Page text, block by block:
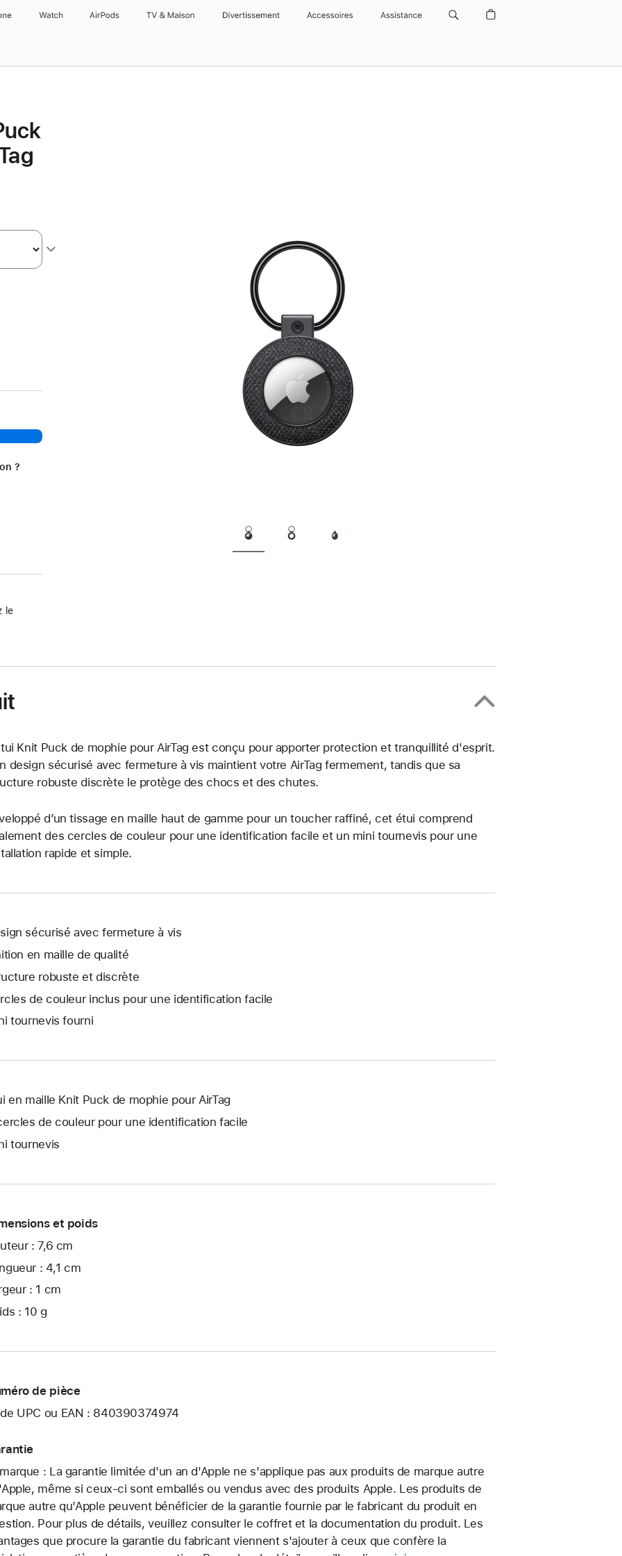
Watch AirPods TV & Maison Divertissements Accessoires Assistance
?
le
Knit Puck de mophie pour AirTag est conçu pour apporter protection et tranquillité d'esprit.
design sécurisé avec fermeture à vis maintient votre AirTag fermement, tandis que sa
robuste discrète le protège des chocs et des chutes.
d’un tissage en maille haut de gamme pour un toucher raffiné, cet étui comprend
des cercles de couleur pour une identification facile et un mini tournevis pour une
rapide et simple.
sécurisé avec fermeture à vis
en maille de qualité
robuste et discrète
de couleur inclus pour une identification facile
tournevis fourni
en maille Knit Puck de mophie pour AirTag
de couleur pour une identification facile
tournevis
et poids
: 7,6 cm
: 4,1 cm
: 1 cm
: 10 g
de pièce
UPC ou EAN : 840390374974
: La garantie limitée d'un an d'Apple ne s'applique pas aux produits de marque autre
même si ceux-ci sont emballés ou vendus avec des produits Apple. Les produits de
autre qu'Apple peuvent bénéficier de la garantie fournie par le fabricant du produit en
Pour plus de détails, veuillez consulter le coffret et la documentation du produit. Les
que procure la garantie du fabricant viennent s'ajouter à ceux que confère la